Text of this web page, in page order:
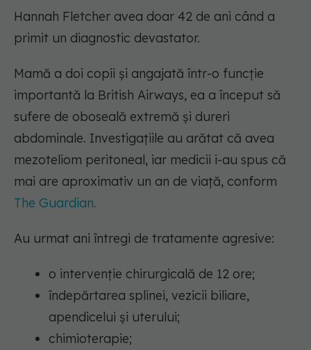
Hannah Fletcher avea doar 42 de ani când a
primit un diagnostic devastator.
Mamă a doi copii și angajată într-o funcție
importantă la British Airways, ea a început să
sufere de oboseală extremă și dureri
abdominale. Investigațiile au arătat că avea
mezoteliom peritoneal, iar medicii i-au spus că
mai are aproximativ un an de viață, conform
The Guardian.
Au urmat ani întregi de tratamente agresive:
o intervenție chirurgicală de 12 ore;
îndepărtarea splinei, vezicii biliare,
apendicelui și uterului;
chimioterapie;